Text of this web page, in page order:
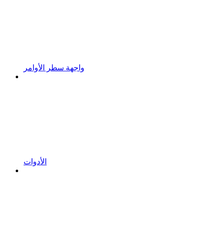
واجهة سطر الأوامر
الأدوات